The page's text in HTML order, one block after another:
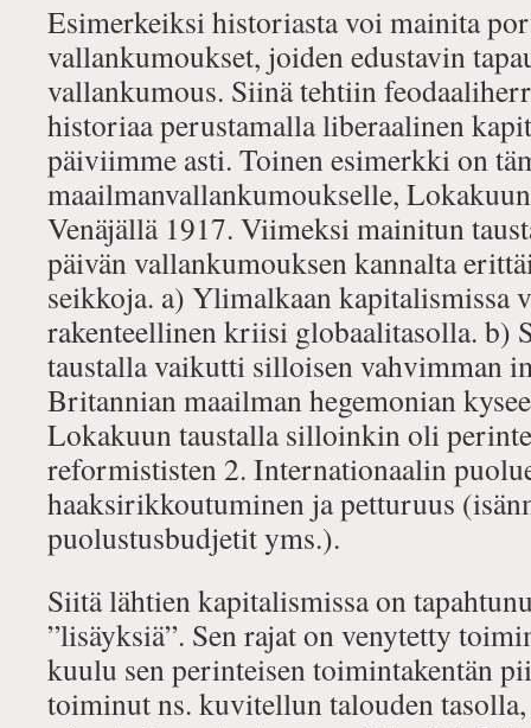
Esimerkeiksi historiasta voi mainita
vallankumoukset, joiden edustavin
vallankumous. Siinä tehtiin
historiaa perustamalla liberaalinen
päiviimme asti. Toinen esimerkki on
maailmanvallankumoukselle,
Venäjällä 1917. Viimeksi mainitun
päivän vallankumouksen kannalta
seikkoja. a) Ylimalkaan
rakenteellinen kriisi globaalitasolla.
taustalla vaikutti silloisen vahvimman
Britannian maailman hegemonian
Lokakuun taustalla silloinkin oli
reformististen 2. Internationaalin
haaksirikkoutuminen ja petturuus
puolustusbudjetit yms.).
Siitä lähtien kapitalismissa on
”lisäyksiä”. Sen rajat on venytetty
kuulu sen perinteisen toimintakentän
toiminut ns. kuvitellun talouden